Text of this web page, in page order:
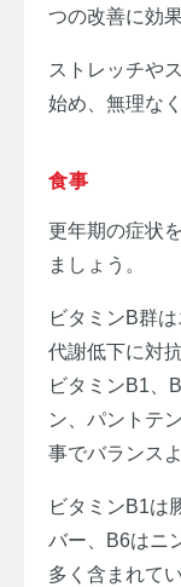
つの改善に効
ストレッチや
始め、無理な
食事
更年期の症状
ましょう。
ビタミンB群
代謝低下に対
ビタミンB1、
ン、パントテ
事でバランス
ビタミンB1は
バー、B6はニ
多く含まれてい